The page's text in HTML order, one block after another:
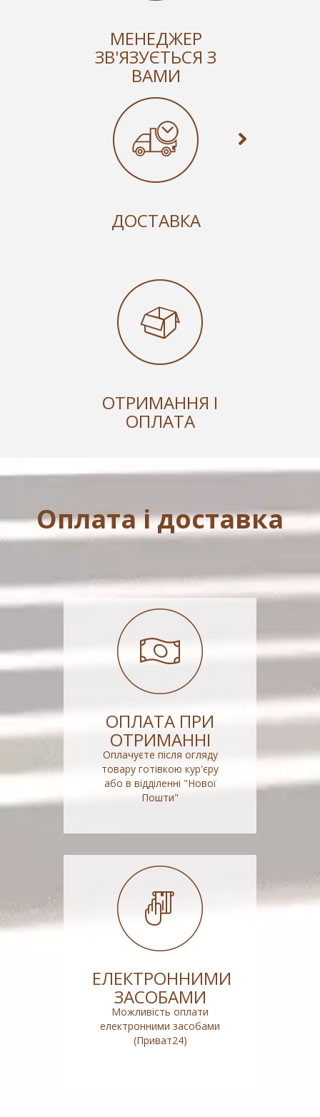
МЕНЕДЖЕР
ЗВ'ЯЗУЄТЬСЯ З
ВАМИ
ДОСТАВКА
ОТРИМАННЯ І
ОПЛАТА
Оплата і доставка
ОПЛАТА ПРИ
ОТРИМАННІ
Оплачуєте після огляду
товару готівкою кур'єру
або в відділенні "Нової
Пошти"
ЕЛЕКТРОННИМИ
ЗАСОБАМИ
Можливість оплати
електронними засобами
(Приват24)